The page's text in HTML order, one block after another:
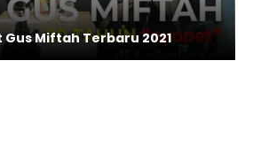
Gus Miftah Terbaru 2021